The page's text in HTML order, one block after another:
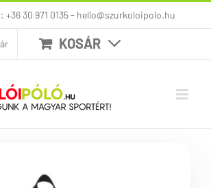
+36 30 971 0135 - hello@szurkoloipolo.hu
KOSÁR